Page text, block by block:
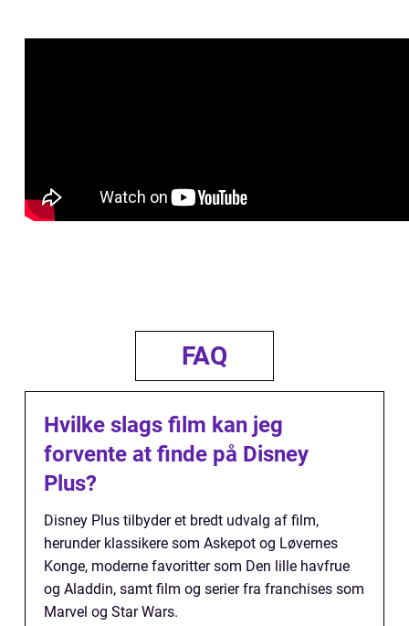
FAQ
Hvilke slags film kan jeg
forvente at finde på Disney
Plus?
Disney Plus tilbyder et bredt udvalg af film,
herunder klassikere som Askepot og Løvernes
Konge, moderne favoritter som Den lille havfrue
og Aladdin, samt film og serier fra franchises som
Marvel og Star Wars.